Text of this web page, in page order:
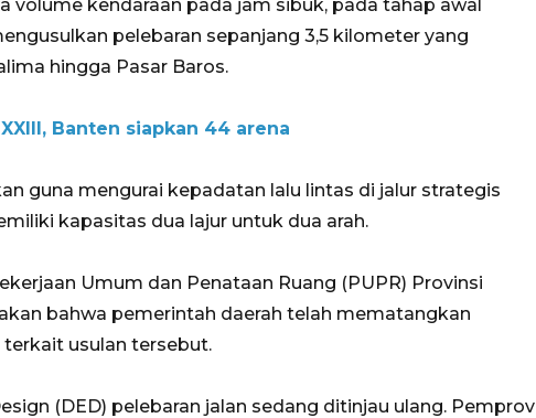
volume kendaraan pada jam sibuk, pada tahap awal
pelebaran sepanjang 3,5 kilometer yang
hingga Pasar Baros.
Banten siapkan 44 arena
guna mengurai kepadatan lalu lintas di jalur strategis
kapasitas dua lajur untuk dua arah.
Umum dan Penataan Ruang (PUPR) Provinsi
bahwa pemerintah daerah telah mematangkan
usulan tersebut.
(DED) pelebaran jalan sedang ditinjau ulang. Pemprov
Lebaran Betawi 2026, ajang
silaturahim masyarakat dan
upaya pelestarian budaya di
11 April 2026